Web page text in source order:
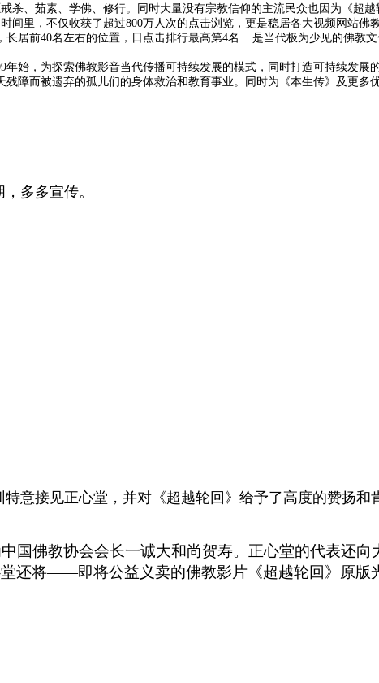
、茹素、学佛、修行。同时大量没有宗教信仰的主流民众也因为《超
间里，不仅收获了超过800万人次的点击浏览，更是稳居各大视频网站佛
长居前40名左右的位置，日点击排行最高第4名 是当代极为少见的佛教文
年始，为探索佛教影音当代传播可持续发展的模式，同时打造可持续发展
残障而被遗弃的孤儿们的身体救治和教育事业。同时为《本生传》及更多
多多宣传。
意接见正心堂，并对《超越轮回》给予了高度的赞扬和
国佛教协会会长一诚大和尚贺寿。正心堂的代表还
还将——即将公益义卖的佛教影片《超越轮回》原版